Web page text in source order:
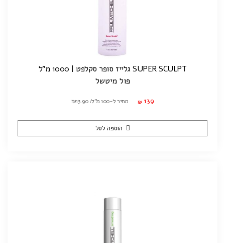
SUPER SCULPT גלייז סופר סקלפט | 1000 מ"ל
פול מיטשל
₪ 139 מחיר ל-100 מ"ל: ₪13.90
הוספה לסל